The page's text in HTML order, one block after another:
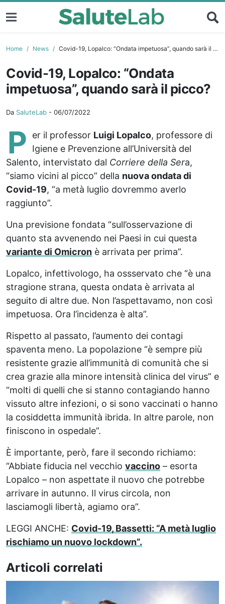
Home News Covid-19, Lopalco: “Ondata impetuosa”, quando sarà il picco?
Covid-19, Lopalco: “Ondata
impetuosa”, quando sarà il picco?
Da SaluteLab - 06/07/2022
P er il professor Luigi Lopalco, professore di
Igiene e Prevenzione all’Università del
Salento, intervistato dal Corriere della Sera,
“siamo vicini al picco” della nuova ondata di
Covid-19, “a metà luglio dovremmo averlo
raggiunto”.
Una previsione fondata “sull’osservazione di
quanto sta avvenendo nei Paesi in cui questa
variante di Omicron è arrivata per prima”.
Lopalco, infettivologo, ha ossservato che “è una
stragione strana, questa ondata è arrivata al
seguito di altre due. Non l’aspettavamo, non così
impetuosa. Ora l’incidenza è alta”.
Rispetto al passato, l’aumento dei contagi
spaventa meno. La popolazione “è sempre più
resistente grazie all’immunità di comunità che si
crea grazie alla minore intensità clinica del virus” e
“molti di quelli che si stanno contagiando hanno
vissuto altre infezioni, o si sono vaccinati o hanno
la cosiddetta immunità ibrida. In altre parole, non
finiscono in ospedale”.
È importante, però, fare il secondo richiamo:
“Abbiate fiducia nel vecchio vaccino – esorta
Lopalco – non aspettate il nuovo che potrebbe
arrivare in autunno. Il virus circola, non
lasciamogli libertà, agiamo ora”.
LEGGI ANCHE: Covid-19, Bassetti: “A metà luglio
rischiamo un nuovo lockdown”.
Articoli correlati